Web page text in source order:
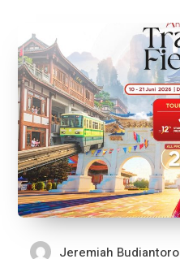
Jeremiah Budiantoro